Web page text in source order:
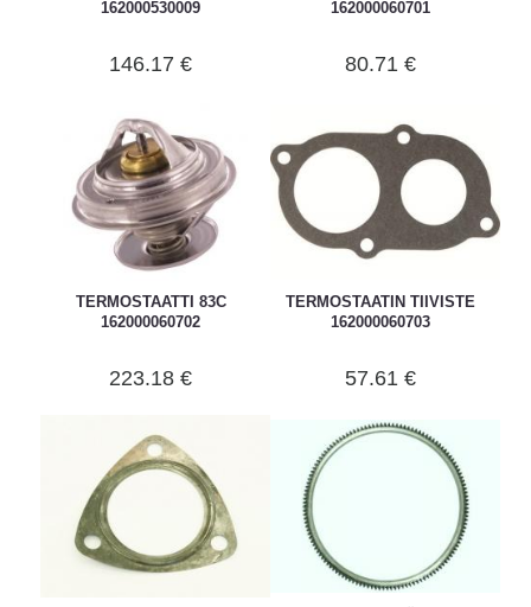
162000530009
146.17 €
162000060701
80.71 €
TERMOSTAATTI 83C
162000060702
223.18 €
TERMOSTAATIN TIIVISTE
162000060703
57.61 €